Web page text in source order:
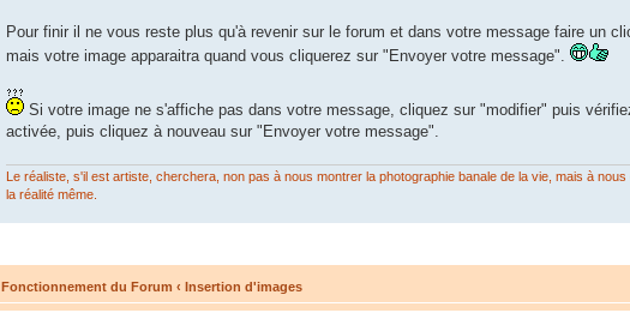
Pour finir il ne vous reste plus qu'à revenir sur le forum et dans votre message faire un
mais votre image apparaitra quand vous cliquerez sur "Envoyer votre message".
Si votre image ne s'affiche pas dans votre message, cliquez sur "modifier" puis
activée, puis cliquez à nouveau sur "Envoyer votre message".
Le réaliste, s'il est artiste, cherchera, non pas à nous montrer la photographie banale de la vie, mais à
la réalité même.
Fonctionnement du Forum ‹ Insertion d'images